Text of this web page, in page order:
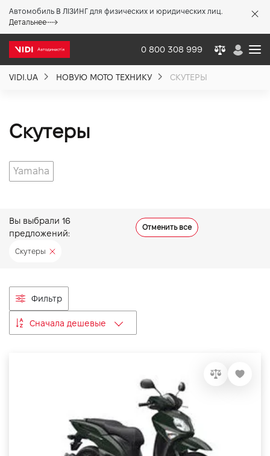
Автомобиль В ЛІЗИНГ для физических и юридических лиц.
Детальнее
0 800 308 999
VIDI.UA НОВУЮ МОТО ТЕХНИКУ СКУТЕРЫ
Скутеры
Yamaha
Вы выбрали 16
предложений:
Отменить все
Скутеры
Фильтр
Сначала дешевые
Акции %
Новости
Контакты